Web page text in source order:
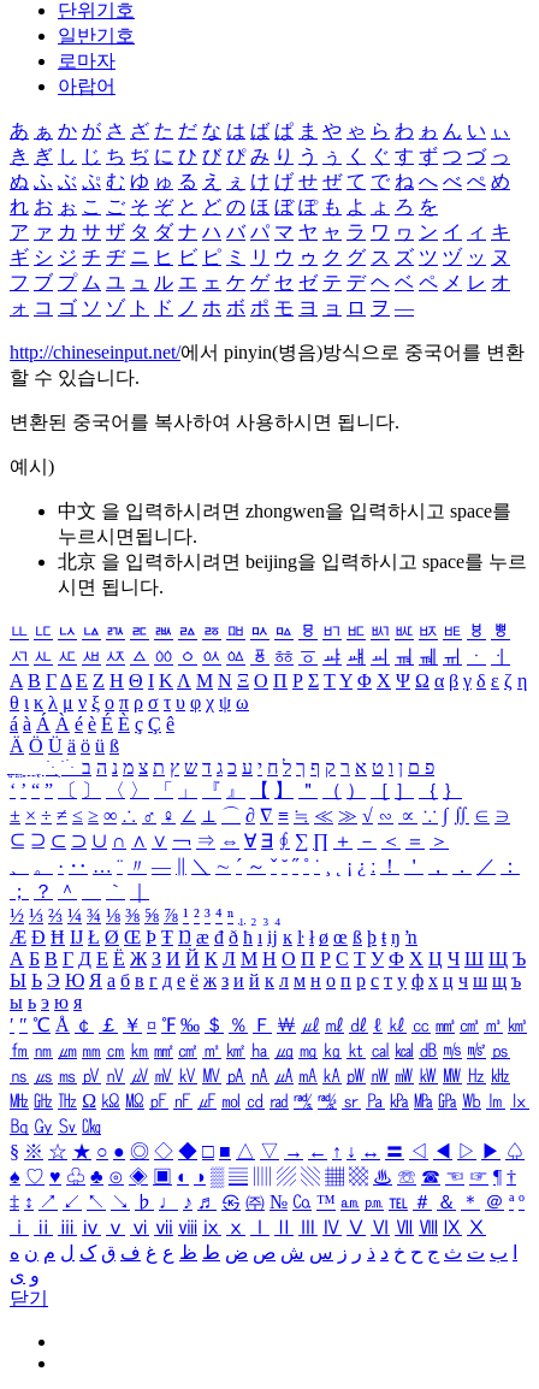
단위기호
일반기호
로마자
아랍어
あ ぁ か が さ ざ た だ な は ば ぱ ま や ゃ ら わ ゎ ん い ぃ
き ぎ し じ ち ぢ に ひ び ぴ み り う ぅ く ぐ す ず つ づ っ
ぬ ふ ぶ ぷ む ゆ ゅ る え ぇ け げ せ ぜ て で ね へ べ ぺ め
れ お ぉ こ ご そ ぞ と ど の ほ ぼ ぽ も よ ょ ろ を
ア ァ カ サ ザ タ ダ ナ ハ バ パ マ ヤ ャ ラ ワ ヮ ン イ ィ キ
ギ シ ジ チ ヂ ニ ヒ ビ ピ ミ リ ウ ゥ ク グ ス ズ ツ ヅ ッ ヌ
フ ブ プ ム ユ ュ ル エ ェ ケ ゲ セ ゼ テ デ ヘ ベ ペ メ レ オ
ォ コ ゴ ソ ゾ ト ド ノ ホ ボ ポ モ ヨ ョ ロ ヲ ―
http://chineseinput.net/에서 pinyin(병음)방식으로 중국어를 변환
할 수 있습니다.
변환된 중국어를 복사하여 사용하시면 됩니다.
예시)
中文 을 입력하시려면 zhongwen을 입력하시고 space를
누르시면됩니다.
北京 을 입력하시려면 beijing을 입력하시고 space를 누르
시면 됩니다.
ㅥ ㅦ ㅧ ㅨ ㅩ ㅪ ㅫ ㅬ ㅭ ㅮ ㅯ ㅰ ㅱ ㅲ ㅳ ㅴ ㅵ ㅶ ㅷ ㅸ
ㅹ
ㅺ ㅻ ㅼ ㅽ ㅾ ㅿ ㆀ ㆁ ㆂ ㆃ ㆄ ㆅ ㆆ ㆇ ㆈ ㆉ ㆊ ㆋ ㆌ ㆍ
ㆎ
Α Β ΓΔ Ε Ζ Η Θ Ι ΚΛ Μ Ν Ξ Ο Π Ρ Σ ΤΥ Φ Χ Ψ Ω α β γ δ ε ζ η
θ ι κ λ μ ν ξ ο π ρ σ τ υ φ χ ψ ω
á à Á À é è É È ç Ç ê
Ä Ö Ü ä ö ü ß
ִֶֹ ֻּ ׁׂ פ ם ן ו ט א ר ק ף ך ל ח י ע כ ג ד ש ץ ת צ מ נ ה ב
‘ ’ “ ” 〔 〕 〈 〉 「 」 『 』 【 】 ＂ （ ） ［ ］ ｛ ｝
± × ÷ ≠ ≤ ≥ ∞ ∴ ♂ ♀ ∠ ⊥ ⌒ ∂ ∇ ≡ ≒ ≪ ≫ √ ∽ ∝ ∵ ∫ ∬ ∈ ∋
⊆ ⊇ ⊂ ⊃ ∪ ∩ ∧ ∨ ￢ ⇒ ⇔ ∀ ∃ ∮ ∑ ∏ ＋ － ＜ ＝
＞
、
。 · ‥ … ¨ 〃 ― ＼ ∼ ´ ～ ˇ ˘ ˝ ˚ ˙ ¸ ¡ ¿ ː ！ ＇ ， ． ／
：
；
？ ＾ ｀
½ ⅓ ⅔ ¼ ¾ ⅛ ⅜ ⅝ ⅞ ¹ ² ³ ⁴ ⁿ ₁ ₂ ₃ ₄
Æ Ð Ħ Ĳ Ł Ø Œ Þ Ŧ Ŋ æ đ ð ħ ı ĳ ĸ ŀ ł ø œ ß þ ŧ ŋ ŉ
А Б В Г Д Е Ё Ж З И Й К Л М Н О П Р С Т У Ф Х Ц Ч Ш Щ Ъ
Ы Ь Э Ю Я а б в г д е ё ж з и й к л м н о п р с т у ф х ц ч ш щ ъ
ы ь э ю я
′ ″ ℃ Å ￠ ￡ ￥ ¤ ℉ ‰ ＄ ％ Ｆ ￦ ㎕ ㎖ ㎗ ℓ ㎘ ㏄ ㎣ ㎤ ㎥ ㎦
㎙ ㎚ ㎛ ㎜ ㎝ ㎞ ㎟ ㎠ ㎡ ㎢ ㏊ ㎍ ㎎ ㎏ ㏏ ㎈ ㎉ ㏈ ㎧ ㎨ ㎰
㎱ ㎲ ㎳ ㎴ ㎵ ㎶ ㎷ ㎸ ㎹ ㎀ ㎁ ㎂ ㎃ ㎄ ㎺ ㎻ ㎽ ㎾ ㎿ ㎐ ㎑
㎒ ㎓ ㎔ Ω ㏀ ㏁ ㎊ ㎋ ㎌ ㏖ ㏅ ㎭ ㎮ ㎯ ㏛ ㎩ ㎪ ㎫ ㎬ ㏝ ㏐
㏓
㏃ ㏉ ㏜ ㏆
§ ※ ☆ ★ ○ ● ◎ ◇ ◆ □ ■ △ ▽ → ← ↑ ↓ ↔ 〓 ◁ ◀ ▷ ▶ ♤
♠ ♡ ♥ ♧ ♣ ⊙ ◈ ▣ ◐ ◑ ▒ ▤ ▨ ▧ ▦ ▩ ♨ ☏ ☎ ☜ ☞ ¶ †
‡ ↕ ↗ ↙ ↖ ↘ ♭ ♩ ♪ ♬ ㉿ ㈜ № ㏇ ™ ㏂ ㏘ ℡ ＃ ＆ ＊ ＠ ª º
ⅰ
ⅱ ⅲ ⅳ ⅴ ⅵ ⅶ ⅷ ⅸ ⅹ Ⅳ Ⅴ Ⅵ Ⅶ Ⅷ Ⅸ Ⅹ
ب ت ث ج ح خ د ذ ر ز س ش ص ض ط ظ ع غ ف ق ک ل م ن ه
و ی
닫기